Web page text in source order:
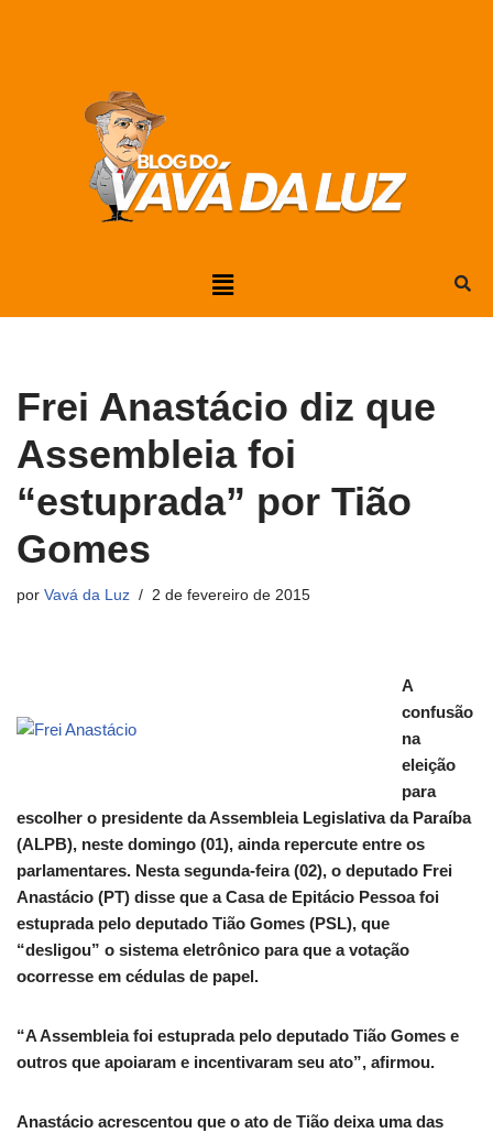
Frei Anastácio diz que
Assembleia foi
“estuprada” por Tião
Gomes
por Vavá da Luz 2 de fevereiro de 2015
A
confusão
na
eleição
para
escolher o presidente da Assembleia Legislativa da Paraíba
(ALPB), neste domingo (01), ainda repercute entre os
parlamentares. Nesta segunda-feira (02), o deputado Frei
Anastácio (PT) disse que a Casa de Epitácio Pessoa foi
estuprada pelo deputado Tião Gomes (PSL), que
“desligou” o sistema eletrônico para que a votação
ocorresse em cédulas de papel.
“A Assembleia foi estuprada pelo deputado Tião Gomes e
outros que apoiaram e incentivaram seu ato”, afirmou.
Anastácio acrescentou que o ato de Tião deixa uma das